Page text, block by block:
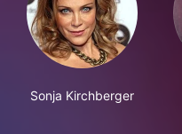
Sonja Kirchberger